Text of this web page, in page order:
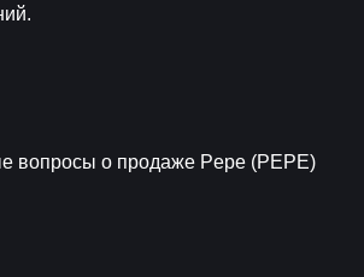
вопросы о продаже Pepe (PEPE)